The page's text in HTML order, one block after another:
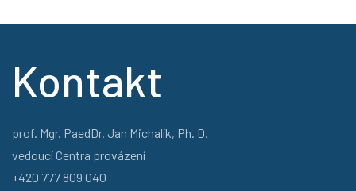
Kontakt
prof. Mgr. PaedDr. Jan Michalík, Ph. D.
vedoucí Centra provázení
+420 777 809 040